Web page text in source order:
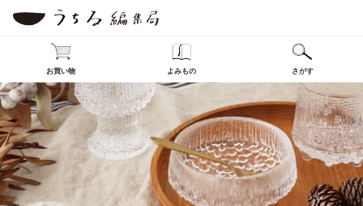
お買い物 よみもの さがす